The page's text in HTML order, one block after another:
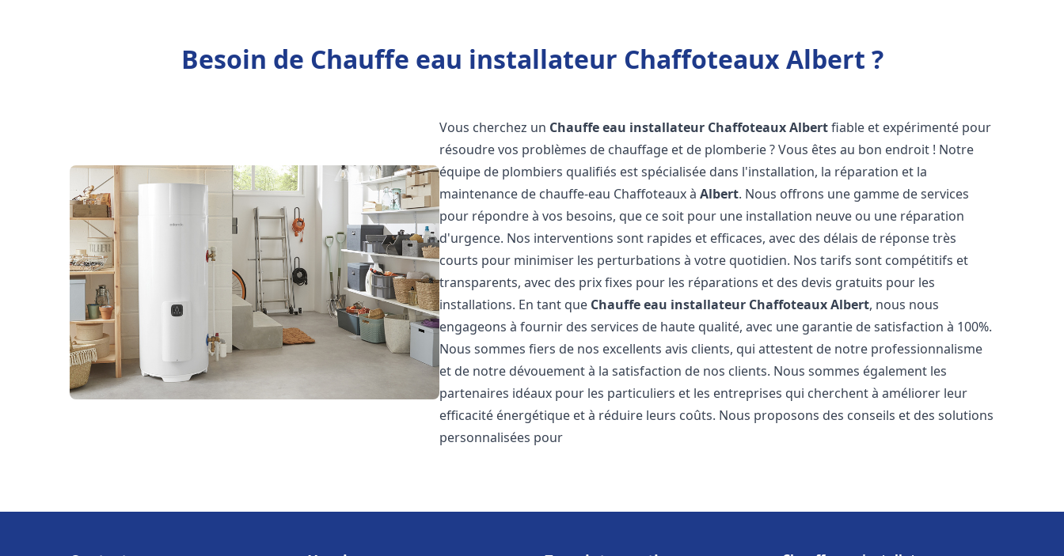
Besoin de Chauffe eau installateur Chaffoteaux Albert ?
Vous cherchez un Chauffe eau installateur ChaffoteauxAlbertfiable et expérimenté pour
résoudre vos problèmes de chauffage et de plomberie ? Vous êtes au bon endroit ! Notre
équipe de plombiers qualifiés est spécialisée dans l'installation, la réparation et la
maintenance de chauffe-eau Chaffoteaux àAlbert. Nous offrons une gamme de services
pour répondre à vos besoins, que ce soit pour une installation neuve ou une réparation
d'urgence. Nos interventions sont rapides et efficaces, avec des délais de réponse très
courts pour minimiser les perturbations à votre quotidien. Nos tarifs sont compétitifs et
transparents, avec des prix fixes pour les réparations et des devis gratuits pour les
installations. En tant que Chauffe eau installateur ChaffoteauxAlbert, nous nous
engageons à fournir des services de haute qualité, avec une garantie de satisfaction à 100%.
Nous sommes fiers de nos excellents avis clients, qui attestent de notre professionnalisme
et de notre dévouement à la satisfaction de nos clients. Nous sommes également les
partenaires idéaux pour les particuliers et les entreprises qui cherchent à améliorer leur
efficacité énergétique et à réduire leurs coûts. Nous proposons des conseils et des solutions
personnalisées pour